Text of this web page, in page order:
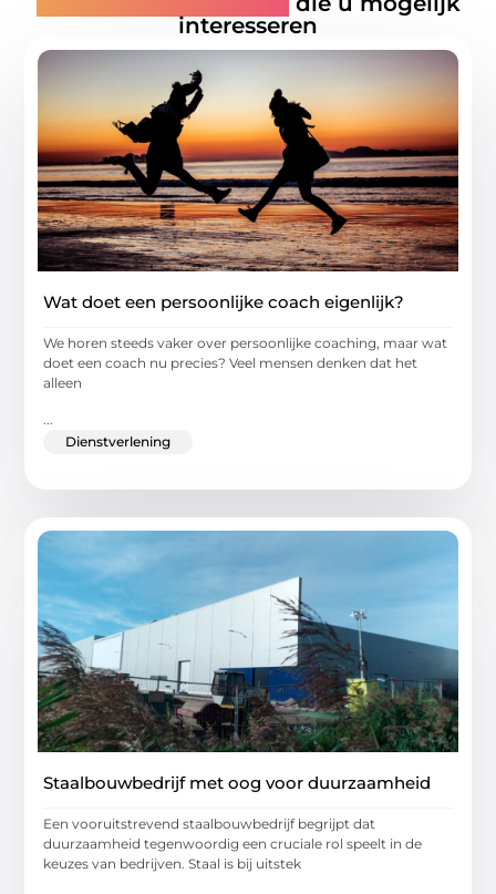
interesseren
Wat doet een persoonlijke coach eigenlijk?
We horen steeds vaker over persoonlijke coaching, maar wat
doet een coach nu precies? Veel mensen denken dat het
alleen
Dienstverlening
Staalbouwbedrijf met oog voor duurzaamheid
Een vooruitstrevend staalbouwbedrijf begrijpt dat
duurzaamheid tegenwoordig een cruciale rol speelt in de
keuzes van bedrijven. Staal is bij uitstek